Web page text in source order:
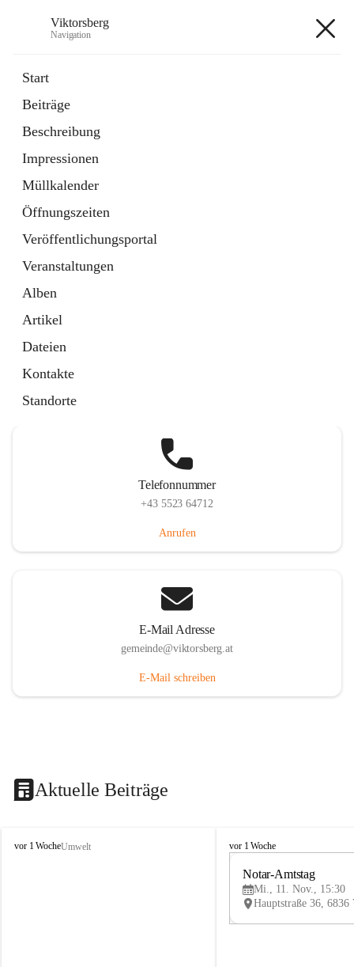
Viktorsberg
Navigation
Start
Beiträge
Beschreibung
Impressionen
Müllkalender
Öffnungszeiten
Veröffentlichungsportal
Veranstaltungen
Alben
Artikel
Dateien
Kontakte
Standorte
1 Schnellzugriff
Bürgerservice
10 Schnellzugriffe
Telefonnummer
+43 5523 64712
Anrufen
E-Mail Adresse
gemeinde@viktorsberg.at
E-Mail schreiben
Aktuelle Beiträge
V
vor 1 WocheUmwelt
V
vor 1 Woche
Notar-Amtstag
Mi., 11. Nov., 15:30